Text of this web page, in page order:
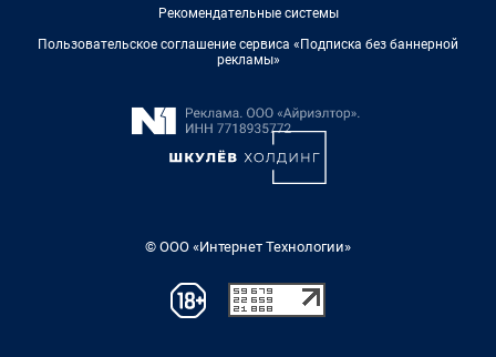
Рекомендательные системы
Пользовательское соглашение сервиса «Подписка без баннерной
рекламы»
© ООО «Интернет Технологии»